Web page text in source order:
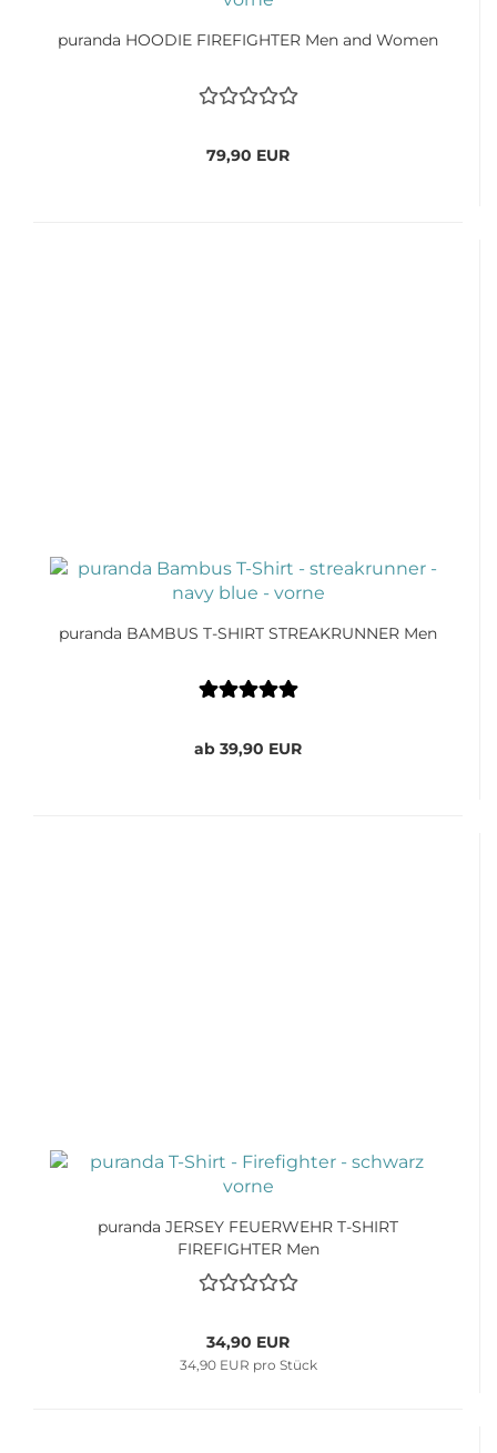
puranda HOODIE FIREFIGHTER Men and Women
79,90 EUR
puranda BAMBUS T-SHIRT STREAKRUNNER Men
ab 39,90 EUR
puranda JERSEY FEUERWEHR T-SHIRT
FIREFIGHTER Men
34,90 EUR
34,90 EUR pro Stück